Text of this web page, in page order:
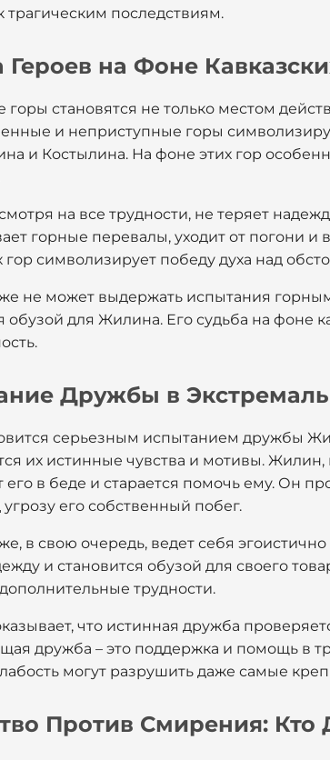
трагическим последствиям.
Героев на Фоне
горы становятся не только местом
и неприступные горы
и Костылина. На фоне этих гор
на все трудности, не теряет
горные перевалы, уходит от погони и
гор символизирует победу духа над
не может выдержать испытания
обузой для Жилина. Его судьба на фоне
Дружбы в
серьезным испытанием дружбы
их истинные чувства и мотивы.
его в беде и старается помочь ему. Он
угрозу его собственный побег.
в свою очередь, ведет себя
и становится обузой для своего
трудности.
что истинная дружба
дружба – это поддержка и помощь в
могут разрушить даже самые
Против Смирения: Кто